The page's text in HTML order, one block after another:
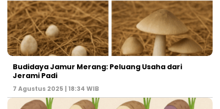
Budidaya Jamur Merang: Peluang Usaha dari
Jerami Padi
7 Agustus 2025 | 18:34 WIB